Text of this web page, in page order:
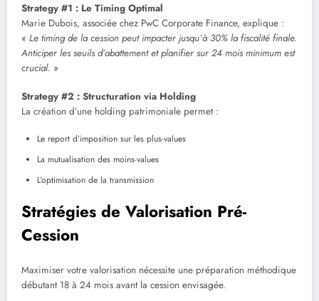
Strategy #1 : Le Timing Optimal
Marie Dubois, associée chez PwC Corporate Finance, explique :
« Le timing de la cession peut impacter jusqu’à 30% la fiscalité finale.
Anticiper les seuils d’abattement et planifier sur 24 mois minimum est
crucial. »
Strategy #2 : Structuration via Holding
La création d’une holding patrimoniale permet :
Le report d’imposition sur les plus-values
La mutualisation des moins-values
L’optimisation de la transmission
Stratégies de Valorisation Pré-
Cession
Maximiser votre valorisation nécessite une préparation méthodique
débutant 18 à 24 mois avant la cession envisagée.